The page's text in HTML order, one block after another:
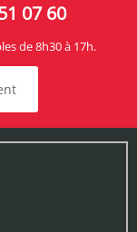
07 60
de 8h30 à 17h.